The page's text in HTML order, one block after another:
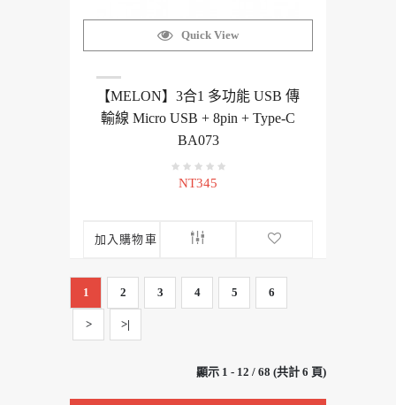
Quick View
【MELON】3合1 多功能 USB 傳
輸線 Micro USB + 8pin + Type-C
BA073
NT345
加入購物車
1 2 3 4 5 6
> >|
顯示 1 - 12 / 68 (共計 6 頁)